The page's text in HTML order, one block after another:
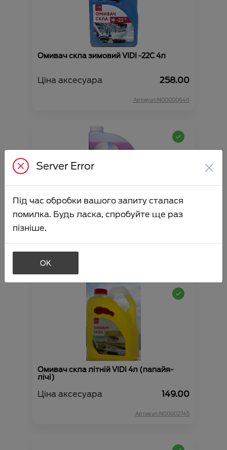
Омивач скла зимовий VIDI -22С 4л
Ціна аксесуара 258.00
Артикул:N00000646
Омивач скла літній SHELL 4л
Омивач скла літній VIDI 4л (папайя-
лічі)
Ціна аксесуара 149.00
Артикул:N00002745
Server Error ×
Під час обробки вашого запиту сталася
помилка. Будь ласка, спробуйте ще раз
пізніше.
OK